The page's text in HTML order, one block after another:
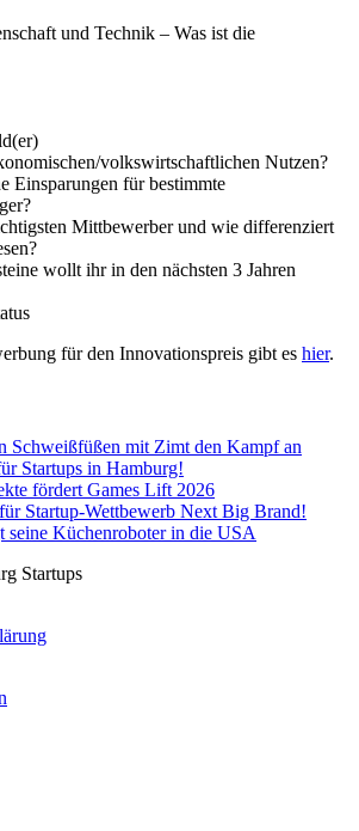
und Technik – Was ist die
volkswirtschaftlichen Nutzen?
Einsparungen für bestimmte
Mittbewerber und wie differenziert
wollt ihr in den nächsten 3 Jahren
für den Innovationspreis gibt es hier.
Schweißfüßen mit Zimt den Kampf an
Startups in Hamburg!
fördert Games Lift 2026
Startup-Wettbewerb Next Big Brand!
seine Küchenroboter in die USA
Startups